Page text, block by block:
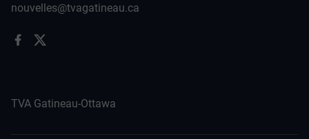
nouvelles@tvagatineau.ca
TVA Gatineau-Ottawa